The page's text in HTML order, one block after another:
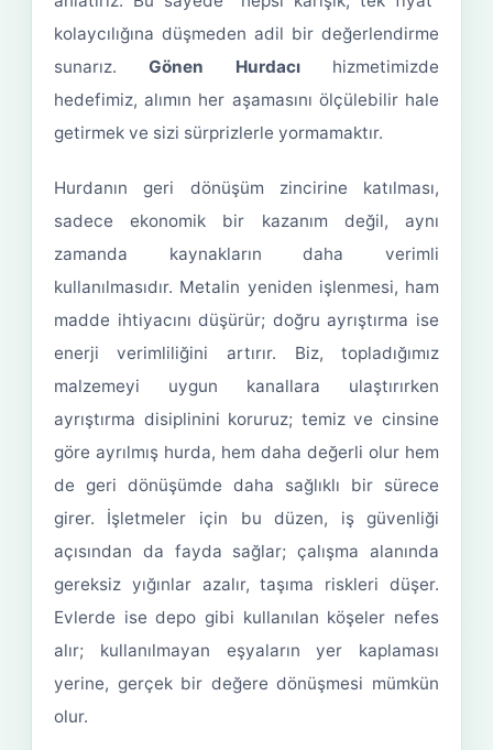
kolaycılığına düşmeden adil bir değerlendirme
sunarız. Gönen Hurdacı hizmetimizde
hedefimiz, alımın her aşamasını ölçülebilir hale
getirmek ve sizi sürprizlerle yormamaktır.
Hurdanın geri dönüşüm zincirine katılması,
sadece ekonomik bir kazanım değil, aynı
zamanda kaynakların daha verimli
kullanılmasıdır. Metalin yeniden işlenmesi, ham
madde ihtiyacını düşürür; doğru ayrıştırma ise
enerji verimliliğini artırır. Biz, topladığımız
malzemeyi uygun kanallara ulaştırırken
ayrıştırma disiplinini koruruz; temiz ve cinsine
göre ayrılmış hurda, hem daha değerli olur hem
de geri dönüşümde daha sağlıklı bir sürece
girer. İşletmeler için bu düzen, iş güvenliği
açısından da fayda sağlar; çalışma alanında
gereksiz yığınlar azalır, taşıma riskleri düşer.
Evlerde ise depo gibi kullanılan köşeler nefes
alır; kullanılmayan eşyaların yer kaplaması
yerine, gerçek bir değere dönüşmesi mümkün
olur.